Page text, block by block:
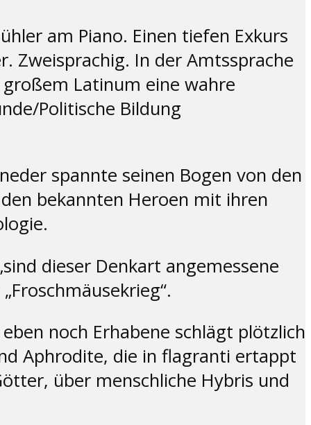
am Piano. Einen tiefen Exkurs
Zweisprachig. In der Amtssprache
Latinum eine wahre
Politische Bildung
spannte seinen Bogen von den
bekannten Heroen mit ihren
dieser Denkart angemessene
noch Erhabene schlägt plötzlich
Aphrodite, die in flagranti ertappt
über menschliche Hybris und